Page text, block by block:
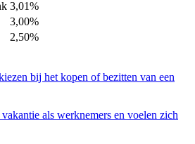
3,01%
3,00%
2,50%
bij het kopen of bezitten van een
als werknemers en voelen zich